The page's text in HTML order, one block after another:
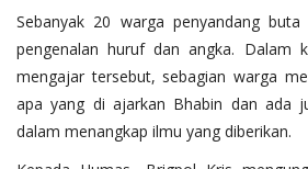
Sebanyak 20 warga penyandang
pengenalan huruf dan angka. Dalam
mengajar tersebut, sebagian warga
apa yang di ajarkan Bhabin dan ada
dalam menangkap ilmu yang diberikan.